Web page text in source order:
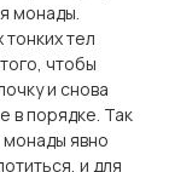
монады.
тел
чтобы
и снова
в порядке. Так
явно
и для